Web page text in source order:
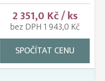
2 351,0 Kč / ks
bez DPH 1 943,0 Kč
SPOČÍTAT CENU